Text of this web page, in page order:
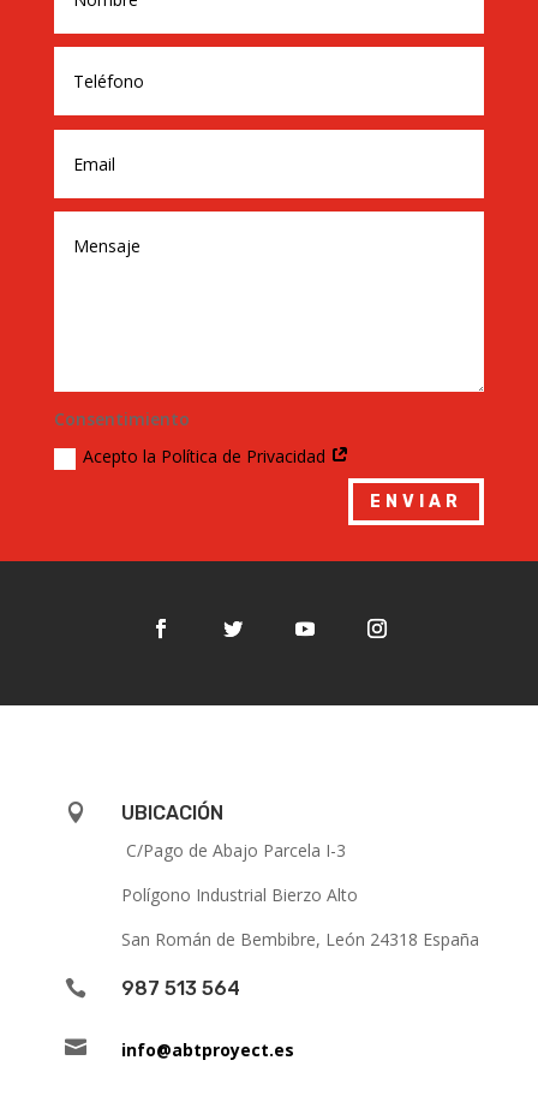
Consentimiento
Acepto la Política de Privacidad
ENVIAR

UBICACIÓN
C/Pago de Abajo Parcela I-3
Polígono Industrial Bierzo Alto
San Román de Bembibre, León 24318 España
 987 513 564
 info@abtproyect.es